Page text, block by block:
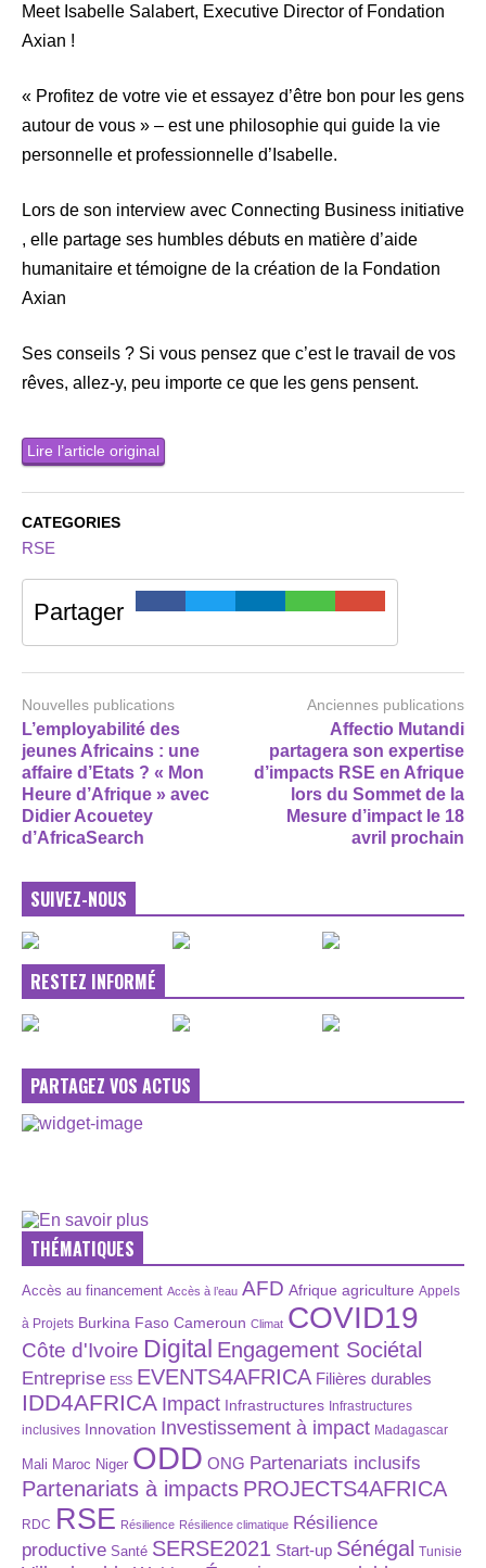
Meet Isabelle Salabert, Executive Director of Fondation
Axian !
« Profitez de votre vie et essayez d’être bon pour les gens
autour de vous » – est une philosophie qui guide la vie
personnelle et professionnelle d’Isabelle.
Lors de son interview avec Connecting Business initiative
, elle partage ses humbles débuts en matière d’aide
humanitaire et témoigne de la création de la Fondation
Axian
Ses conseils ? Si vous pensez que c’est le travail de vos
rêves, allez-y, peu importe ce que les gens pensent.
Lire l’article original
CATEGORIES
RSE
Partager
Nouvelles publications
L’employabilité des
jeunes Africains : une
affaire d’Etats ? « Mon
Heure d’Afrique » avec
Didier Acouetey
d’AfricaSearch
Anciennes publications
Affectio Mutandi
partagera son expertise
d’impacts RSE en Afrique
lors du Sommet de la
Mesure d’impact le 18
avril prochain
SUIVEZ-NOUS
RESTEZ INFORMÉ
PARTAGEZ VOS ACTUS
THÉMATIQUES
Accès au financement Accès à l’eau AFD Afrique agriculture Appels
à Projets Burkina Faso Cameroun Climat COVID19
Côte d'Ivoire Digital Engagement Sociétal
Entreprise ESS EVENTS4AFRICA Filières durables
IDD4AFRICA Impact Infrastructures Infrastructures
inclusives Innovation Investissement à impact Madagascar
Mali Maroc Niger ODD ONG Partenariats inclusifs
Partenariats à impacts PROJECTS4AFRICA
RDC RSE Résilience Résilience climatique Résilience
productive Santé SERSE2021 Start-up Sénégal Tunisie